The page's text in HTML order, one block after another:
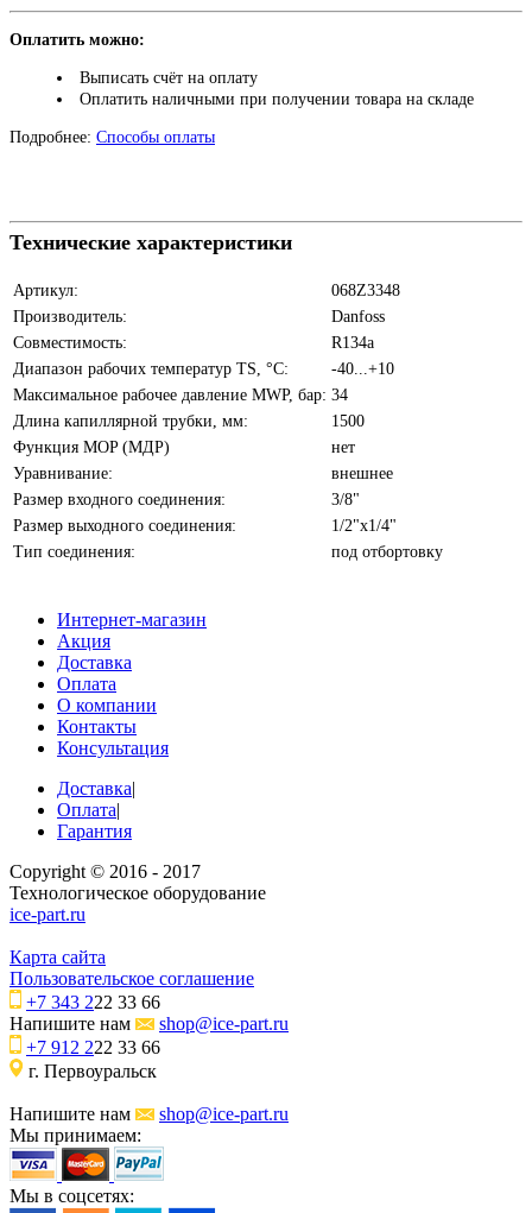
Оплатить можно:
Выписать счёт на оплату
Оплатить наличными при получении товара на складе
Подробнее: Способы оплаты
Технические характеристики
Артикул:
068Z3348
Производитель:
Danfoss
Совместимость:
R134a
Диапазон рабочих температур TS, °С:
-40...+10
Максимальное рабочее давление MWP, бар: 34
Длина капиллярной трубки, мм:
1500
Функция MOP (МДР)
нет
Уравнивание:
внешнее
Размер входного соединения:
3/8"
Размер выходного соединения:
1/2"х1/4"
Тип соединения:
под отбортовку
Интернет-магазин
Акция
Доставка
Оплата
О компании
Контакты
Консультация
Доставка|
Оплата|
Гарантия
Copyright © 2016 - 2017
Технологическое оборудование
ice-part.ru
Карта сайта
Пользовательское соглашение
+7 343 222 33 66
Напишите нам
shop@ice-part.ru
+7 912 222 33 66
г. Первоуральск
Напишите нам
shop@ice-part.ru
Мы принимаем:
Мы в соцсетях: